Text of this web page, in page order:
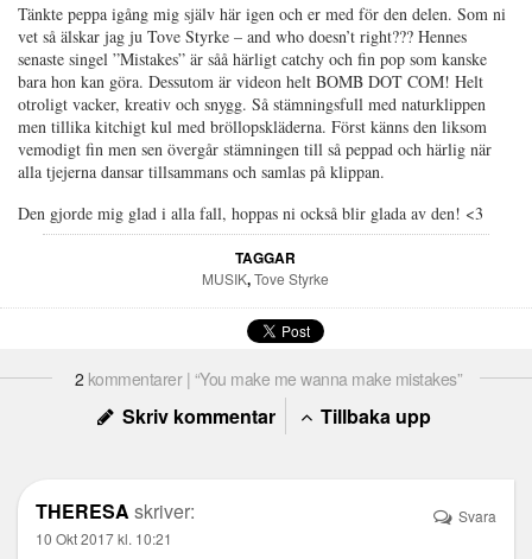
Tänkte peppa igång mig själv här igen och er med för den delen. Som ni
vet så älskar jag ju Tove Styrke – and who doesn’t right??? Hennes
senaste singel ”Mistakes” är såå härligt catchy och fin pop som kanske
bara hon kan göra. Dessutom är videon helt BOMB DOT COM! Helt
otroligt vacker, kreativ och snygg. Så stämningsfull med naturklippen
men tillika kitchigt kul med bröllopskläderna. Först känns den liksom
vemodigt fin men sen övergår stämningen till så peppad och härlig när
alla tjejerna dansar tillsammans och samlas på klippan.
Den gjorde mig glad i alla fall, hoppas ni också blir glada av den! <3
TAGGAR
MUSIK,Tove Styrke
2 kommentarer | “You make me wanna make mistakes”
Skriv kommentar Tillbaka upp
THERESA skriver:
10 Okt 2017 kl. 10:21
Svara